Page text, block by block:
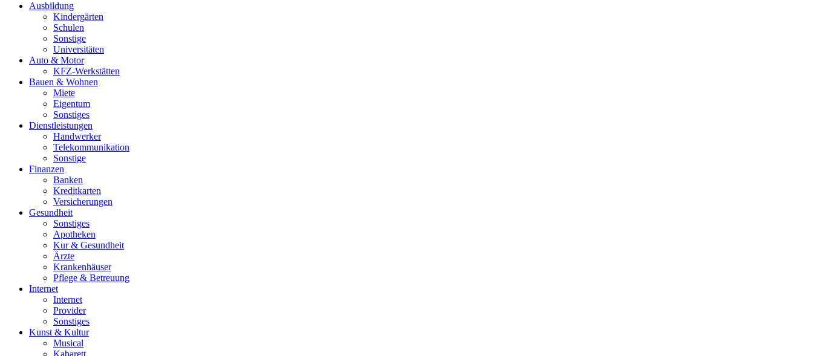
Ausbildung
Kindergärten
Schulen
Sonstige
Universitäten
Auto & Motor
KFZ-Werkstätten
Bauen & Wohnen
Miete
Eigentum
Sonstiges
Dienstleistungen
Handwerker
Telekommunikation
Sonstige
Finanzen
Banken
Kreditkarten
Versicherungen
Gesundheit
Sonstiges
Apotheken
Kur & Gesundheit
Ärzte
Krankenhäuser
Pflege & Betreuung
Internet
Internet
Provider
Sonstiges
Kunst & Kultur
Musical
Kabarett